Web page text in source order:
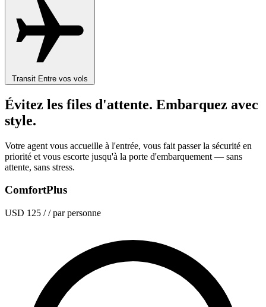
Transit Entre vos vols
Évitez les files d'attente. Embarquez avec
style.
Votre agent vous accueille à l'entrée, vous fait passer la sécurité en
priorité et vous escorte jusqu'à la porte d'embarquement — sans
attente, sans stress.
ComfortPlus
USD 125 / / par personne